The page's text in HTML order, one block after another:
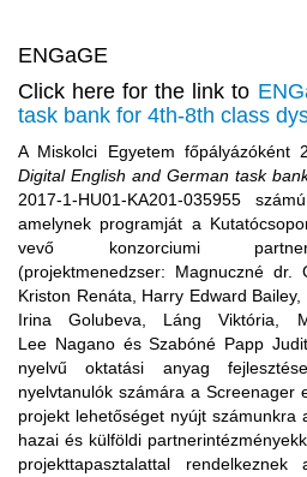
ENGaGE
Click here for the link to
task bank for 4th-8th class
A Miskolci Egyetem
Digital English and German task
2017-1-HU01-KA201-035955
amelynek programját a
vevő konzorciumi
(projektmenedzser: Magnucznédr.
Kriston Renáta, Harry Edward Bailey,
IrinaGolubeva , Láng Viktória,
Lee Naganoés Szabóné Papp
nyelvű oktatási anyag
nyelvtanulók számára a Screenager
projekt lehetőséget nyújt
hazai és külföldi
projekttapasztalattal